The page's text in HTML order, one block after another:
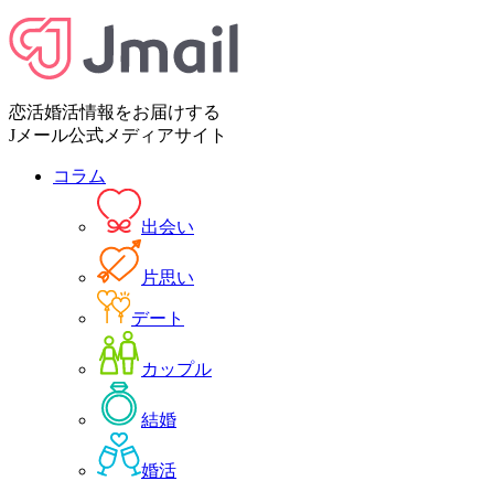
恋活婚活情報をお届けする
Jメール公式メディアサイト
コラム
出会い
片思い
デート
カップル
結婚
婚活